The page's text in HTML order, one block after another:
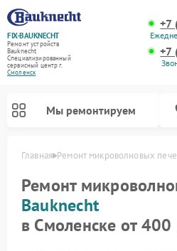
FIX-BAUKNECHT
Ремонт устройств
Bauknecht
Специализированный
cервисный центр г.
Смоленск
+7
+7
Мы ремонтируем
Главная Ремонт микроволновых
Ремонт
Bauknecht
в Смоленске от 400